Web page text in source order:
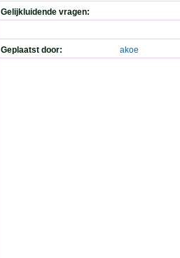
Gelijkluidende vragen:
Geplaatst door: akoe